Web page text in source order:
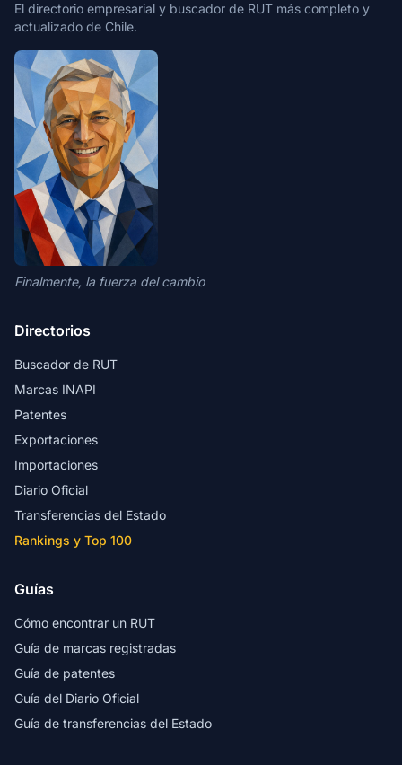
El directorio empresarial y buscador de RUT más completo y
actualizado de Chile.
Finalmente, la fuerza del cambio
Directorios
Buscador de RUT
Marcas INAPI
Patentes
Exportaciones
Importaciones
Diario Oficial
Transferencias del Estado
Rankings y Top 100
Guías
Cómo encontrar un RUT
Guía de marcas registradas
Guía de patentes
Guía del Diario Oficial
Guía de transferencias del Estado